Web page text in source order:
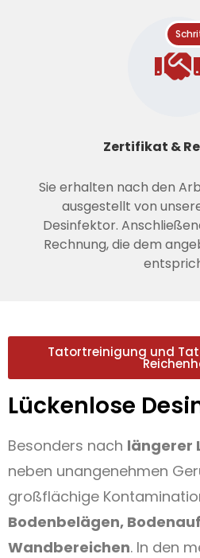
Zertifikat &
Sie erhalten nach den
ausgestellt von
Desinfektor.
Rechnung, die dem
Tatortreinigung und
Lückenlose
Besonders nach längerer
neben unangenehmen
großflächige
Bodenbelägen,
Wandbereichen. In den